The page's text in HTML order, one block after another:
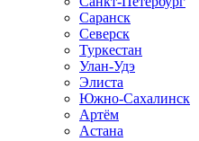
Саранск
Северск
Туркестан
Улан-Удэ
Элиста
Южно-Сахалинск
Артём
Астана